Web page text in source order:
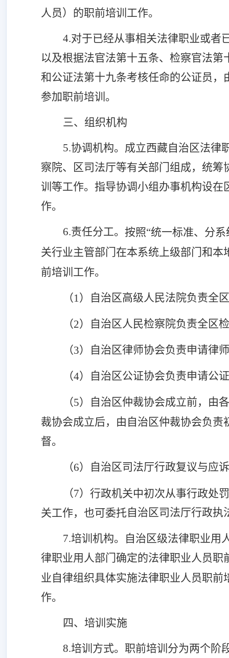
人员）的职前培训工作。
4.对于已经从事相关法律职业或者
以及根据法官法第十五条、检察官法
和公证法第十九条考核任命的公证员
参加职前培训。
三、组织机构
5.协调机构。 成立西藏自治区法律
察院、区司法厅等有关部门组成， 统筹
训等工作。指导协调小组办事机构设在
作。
6.责任分工。 按照“统一标准、分
关行业主管部门在本系统上级部门和
前培训工作。
（1） 自治区高级人民法院负责全
（2） 自治区人民检察院负责全区
（3） 自治区律师协会负责申请律
（4） 自治区公证协会负责申请公
（5） 自治区仲裁协会成立前，由
裁协会成立后，由 自治区仲裁协会负责
督。
（6） 自治区司法厅行政复议与应
（7）行政机关中初次从事行政处
关工作，也可委托自治区 司法厅行政执
7.培训机构。
自治区级法律职业用
律职业用人部门确定的法律职业人员
业自律组织具体实施法律职业人员职
作。
四、培训实施
8.培训方式。 职前培训分为两个阶